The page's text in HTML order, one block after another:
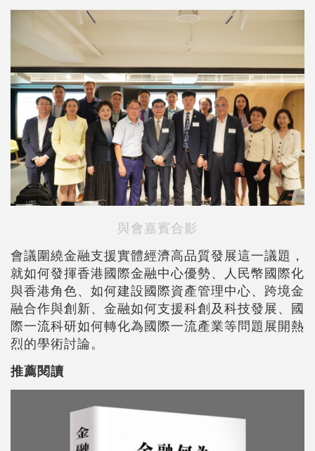
與會嘉賓合影
會議圍繞金融支援實體經濟高品質發展這一議題，
就如何發揮香港國際金融中心優勢、人民幣國際化
與香港角色、如何建設國際資產管理中心、跨境金
融合作與創新、金融如何支援科創及科技發展、國
際一流科研如何轉化為國際一流產業等問題展開熱
烈的學術討論。
推薦閱讀